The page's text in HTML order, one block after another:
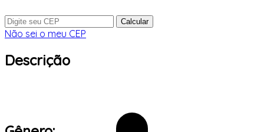
Calcular
Não sei o meu CEP
Descrição